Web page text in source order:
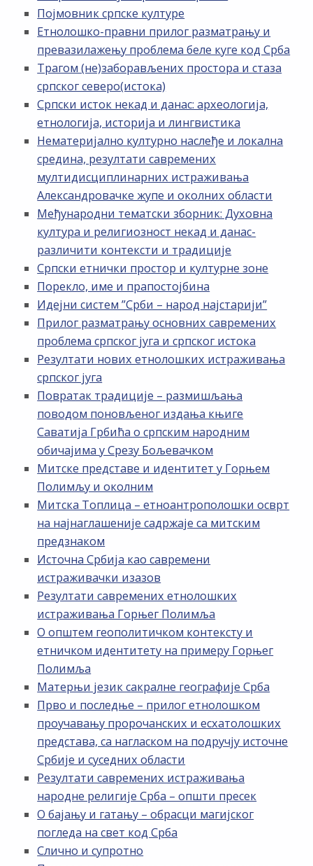
Појмовник српске културе
Етнолошко-правни прилог разматрању и
превазилажењу проблема беле куге код Срба
Трагом (не)заборављених простора и стаза
српског северо(истока)
Српски исток некад и данас: археологија,
етнологија, историја и лингвистика
Нематеријално културно наслеђе и локална
средина, резултати савремених
мултидисциплинарних истраживања
Александровачке жупе и околних области
Међународни тематски зборник: Духовна
култура и религиозност некад и данас-
различити контексти и традиције
Српски етнички простор и културне зоне
Порекло, име и прапостојбина
Идејни систем ”Срби – народ најстарији”
Прилог разматрању основних савремених
проблема српског југа и српског истока
Резултати нових етнолошких истраживања
српског југа
Повратак традиције – размишљања
поводом поновљеног издања књиге
Саватија Грбића о српским народним
обичајима у Срезу Бољевачком
Митске представе и идентитет у Горњем
Полимљу и околним
Митска Топлица – етноантрополошки осврт
на најнаглашеније садржаје са митским
предзнаком
Источна Србија као савремени
истраживачки изазов
Резултати савремених етнолошких
истраживања Горњег Полимља
О општем геополитичком контексту и
етничком идентитету на примеру Горњег
Полимља
Матерњи језик сакралне географије Срба
Прво и последње – прилог етнолошком
проучавању пророчанских и есхатолошких
представа, са нагласком на подручју источне
Србије и суседних области
Резултати савремених истраживања
народне религије Срба – општи пресек
О бајању и гатању – обрасци магијског
погледа на свет код Срба
Слично и супротно